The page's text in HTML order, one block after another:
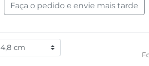
Faça o pedido e envie mais tarde